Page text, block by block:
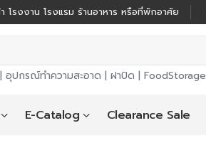
งงาน โรงแรม ร้านอาหาร หรือที่พักอาศัย
อุปกรณ์ทำความสะอาด | ฝาปิด | FoodStorage
E-Catalog Clearance Sale